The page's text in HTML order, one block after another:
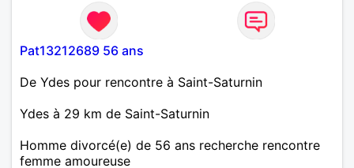
Pat13212689 56 ans
De Ydes pour rencontre à Saint-Saturnin
Ydes à 29 km de Saint-Saturnin
Homme divorcé(e) de 56 ans recherche rencontre
femme amoureuse